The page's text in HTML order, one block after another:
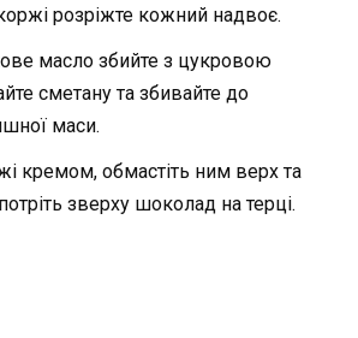
розріжте кожний надвоє.
масло збийте з цукровою
сметану та збивайте до
маси.
кремом, обмастіть ним верх та
зверху шоколад на терці.